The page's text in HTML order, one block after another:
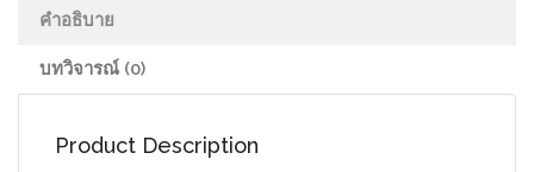
คำอธิบาย
บทวิจารณ์ (0)
Product Description